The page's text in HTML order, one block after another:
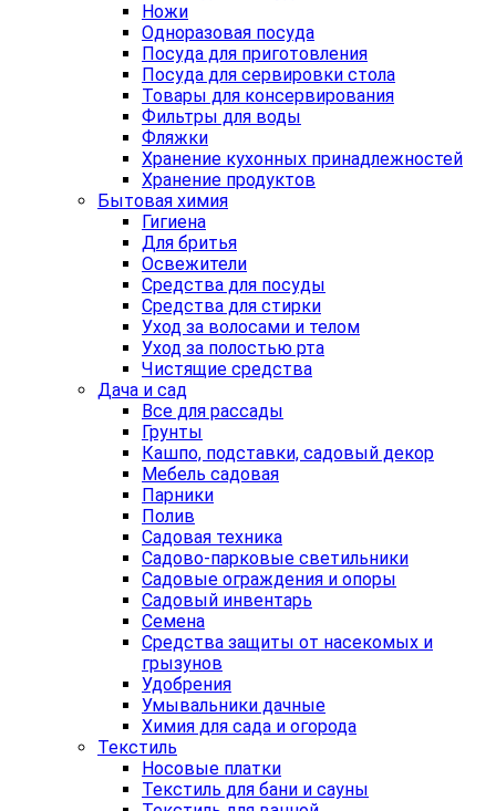
Ножи
Одноразовая посуда
Посуда для приготовления
Посуда для сервировки стола
Товары для консервирования
Фильтры для воды
Фляжки
Хранение кухонных принадлежностей
Хранение продуктов
Бытовая химия
Гигиена
Для бритья
Освежители
Средства для посуды
Средства для стирки
Уход за волосами и телом
Уход за полостью рта
Чистящие средства
Дача и сад
Все для рассады
Грунты
Кашпо, подставки, садовый декор
Мебель садовая
Парники
Полив
Садовая техника
Садово-парковые светильники
Садовые ограждения и опоры
Садовый инвентарь
Семена
Средства защиты от насекомых и
грызунов
Удобрения
Умывальники дачные
Химия для сада и огорода
Текстиль
Носовые платки
Текстиль для бани и сауны